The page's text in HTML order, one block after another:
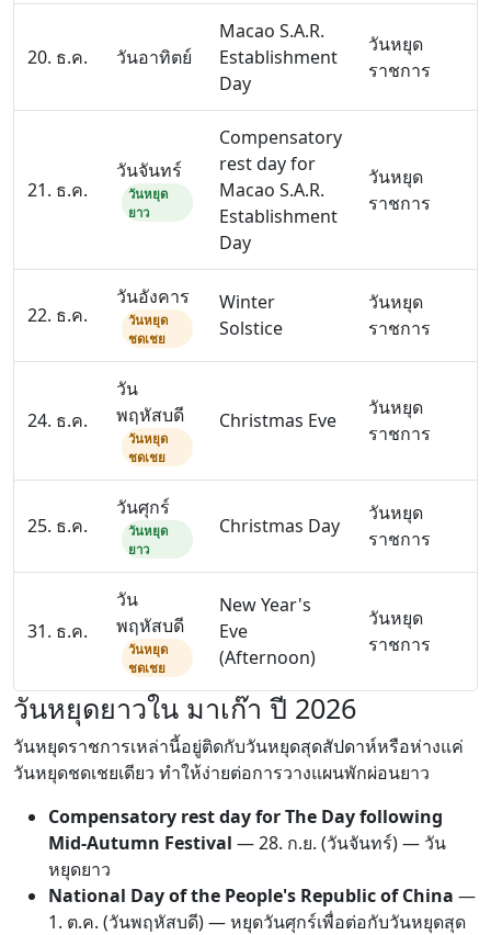
20. ธ.ค. วันอาทิตย์
Macao S.A.R.
Establishment
Day
วันหยุด
ราชการ
21. ธ.ค.
วันจันทร์
วันหยุด
ยาว
Compensatory
rest day for
Macao S.A.R.
Establishment
Day
วันหยุด
ราชการ
22. ธ.ค.
วันอังคาร
วันหยุด
ชดเชย
Winter
Solstice
วันหยุด
ราชการ
24. ธ.ค.
วัน
พฤหัสบดี
วันหยุด
ชดเชย
Christmas Eve
วันหยุด
ราชการ
25. ธ.ค.
วันศุกร์
วันหยุด
ยาว
Christmas Day
วันหยุด
ราชการ
31. ธ.ค.
วัน
พฤหัสบดี
วันหยุด
ชดเชย
New Year's
Eve
(Afternoon)
วันหยุด
ราชการ
วันหยุดยาวใน มาเก๊า ปี 2026
วันหยุดราชการเหล่านี้อยู่ติดกับวันหยุดสุดสัปดาห์หรือห่างแค่
วันหยุดชดเชยเดียว ทำให้ง่ายต่อการวางแผนพักผ่อนยาว
Compensatory rest day for The Day following
Mid-Autumn Festival —28. ก.ย. (วันจันทร์) — วัน
หยุดยาว
National Day of the People's Republic of China —
1. ต.ค. (วันพฤหัสบดี) — หยุดวันศุกร์เพื่อต่อกับวันหยุดสุด